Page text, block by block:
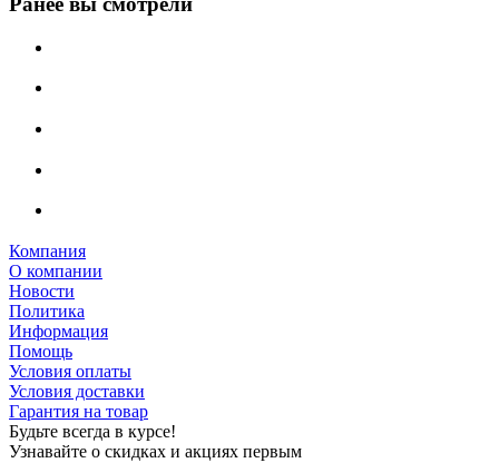
Компания
О компании
Новости
Политика
Информация
Помощь
Условия оплаты
Условия доставки
Гарантия на товар
Будьте всегда в курсе!
Узнавайте о скидках и акциях первым